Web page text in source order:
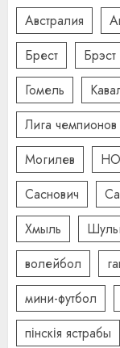
Австралия
Брест
Брэст
Гомель
Лига чемпионов
Могилев
Саснович
Хмыль
волейбол
мини-футбол
пінскія ястрабы